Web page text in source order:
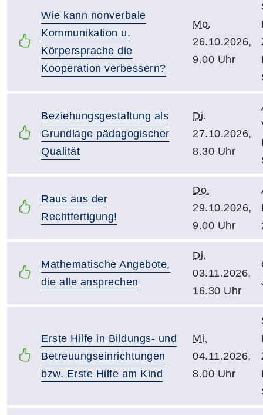
Wie kann nonverbale
Kommunikation u.
Körpersprache die
Kooperation verbessern?
Mo.
26.10.2026,
9.00 Uhr
Beziehungsgestaltung als
Grundlage pädagogischer
Qualität
Di.
27.10.2026,
8.30 Uhr
Raus aus der
Rechtfertigung!
Do.
29.10.2026,
9.00 Uhr
Mathematische Angebote,
die alle ansprechen
Di.
03.11.2026,
16.30 Uhr
Erste Hilfe in Bildungs- und
Betreuungseinrichtungen
bzw. Erste Hilfe am Kind
Mi.
04.11.2026,
8.00 Uhr